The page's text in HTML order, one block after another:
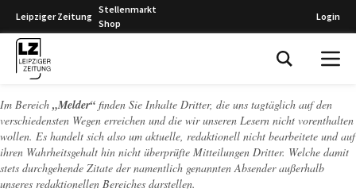
Leipziger Zeitung
Stellenmarkt
Shop
Login
Im Bereich „Melder“ finden Sie Inhalte Dritter, die uns tagtäglich auf den
verschiedensten Wegen erreichen und die wir unseren Lesern nicht vorenthalten
wollen. Es handelt sich also um aktuelle, redaktionell nicht bearbeitete und auf
ihren Wahrheitsgehalt hin nicht überprüfte Mitteilungen Dritter. Welche damit
stets durchgehende Zitate der namentlich genannten Absender außerhalb
unseres redaktionellen Bereiches darstellen.